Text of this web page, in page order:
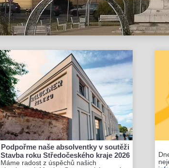
Podpořme naše absolventky v soutěži
Stavba roku Středočeského kraje 2026
Máme radost z úspěchů našich